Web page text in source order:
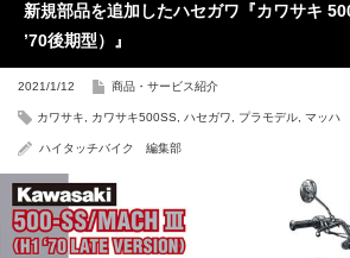
新規部品を追加したハセガワ『カワサキ
’70後期型）』
2021/1/12 商品・サービス紹介
カワサキ カワサキ500SS ハセガワ プラモデル マッハ
ハイタッチバイク 編集部